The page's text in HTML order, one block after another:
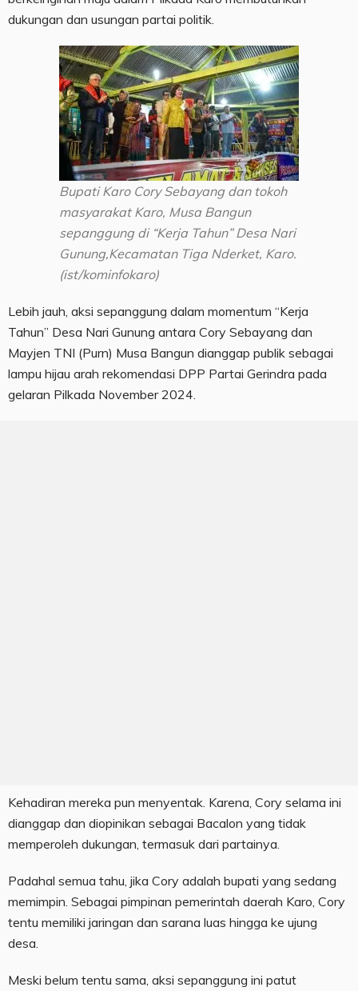
dukungan dan usungan partai politik.
Bupati Karo Cory Sebayang dan tokoh
masyarakat Karo, Musa Bangun
sepanggung di “Kerja Tahun” Desa Nari
Gunung,Kecamatan Tiga Nderket, Karo.
(ist/kominfokaro)
Lebih jauh, aksi sepanggung dalam momentum “Kerja
Tahun” Desa Nari Gunung antara Cory Sebayang dan
Mayjen TNI (Purn) Musa Bangun dianggap publik sebagai
lampu hijau arah rekomendasi DPP Partai Gerindra pada
gelaran Pilkada November 2024.
Kehadiran mereka pun menyentak. Karena, Cory selama ini
dianggap dan diopinikan sebagai Bacalon yang tidak
memperoleh dukungan, termasuk dari partainya.
Padahal semua tahu, jika Cory adalah bupati yang sedang
memimpin. Sebagai pimpinan pemerintah daerah Karo, Cory
tentu memiliki jaringan dan sarana luas hingga ke ujung
desa.
Meski belum tentu sama, aksi sepanggung ini patut